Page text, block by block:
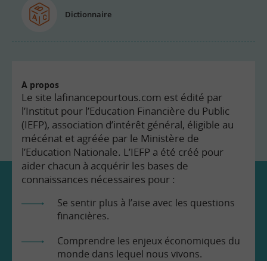
Dictionnaire
À propos
Le site lafinancepourtous.com est édité par
l’Institut pour l’Education Financière du Public
(IEFP), association d’intérêt général, éligible au
mécénat et agréée par le Ministère de
l’Education Nationale. L’IEFP a été créé pour
aider chacun à acquérir les bases de
connaissances nécessaires pour :
Se sentir plus à l’aise avec les questions
financières.
Comprendre les enjeux économiques du
monde dans lequel nous vivons.